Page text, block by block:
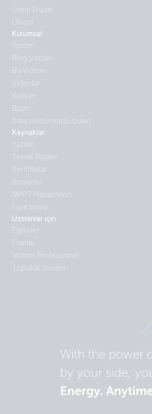
Enerji Erişimi
Ulaşım
Kurumsal
İletişim
Blog yazıları
Bu Victron
Videolar
Kariyer
Basın
Satış müdürünüzü bulun
Kaynaklar
Yazılım
Teknik Bilgiler
Sertifikalar
Broṣürler
MPPT Hesaplayıcı
Fiyat listesi
Uzmanlar için
Eğitimler
Fuarlar
Victron Professional
Topluluk forumu